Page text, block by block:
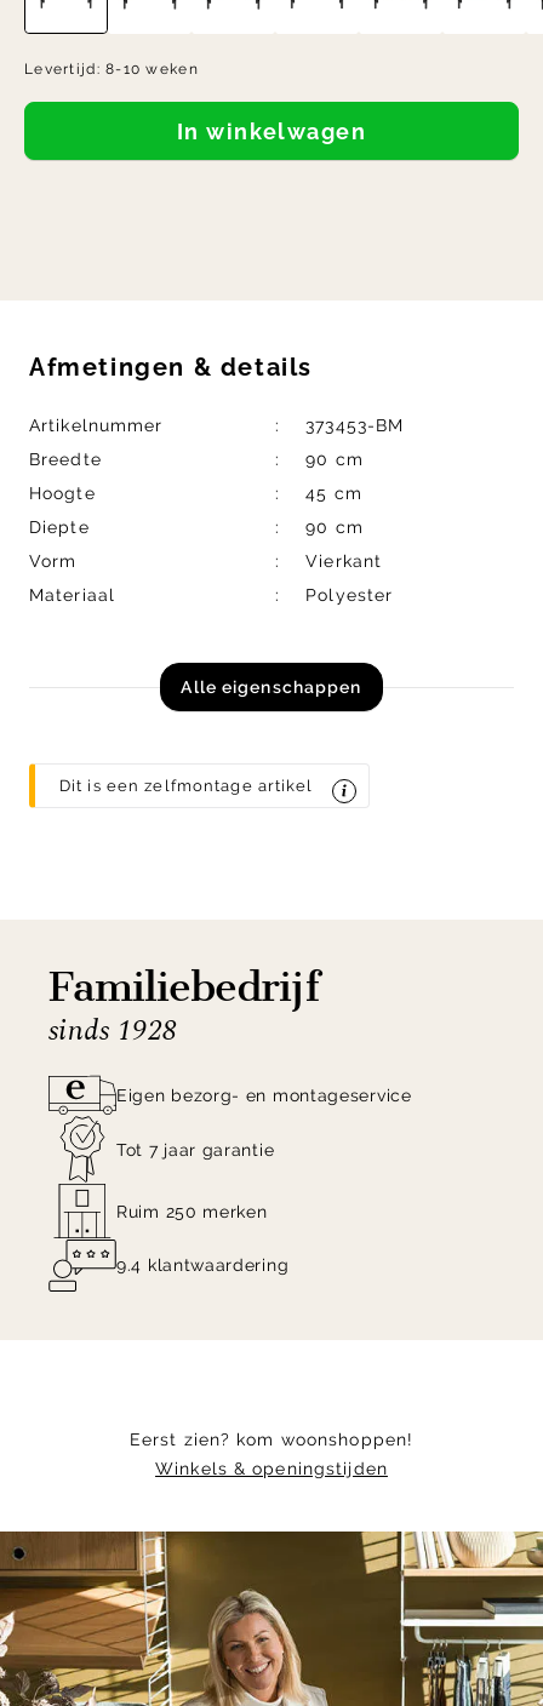
Levertijd:8-10 weken
In winkelwagen
Afmetingen & details
Artikelnummer
373453-BM
Breedte
90 cm
Hoogte
45 cm
Diepte
90 cm
Vorm
Vierkant
Materiaal
Polyester
Alle eigenschappen
Dit is een zelfmontage artikel
Familiebedrijf
sinds 1928
Eigen bezorg- en montageservice
Tot 7 jaar garantie
Ruim 250 merken
9.4 klantwaardering
Eerst zien? kom woonshoppen!
Winkels & openingstijden